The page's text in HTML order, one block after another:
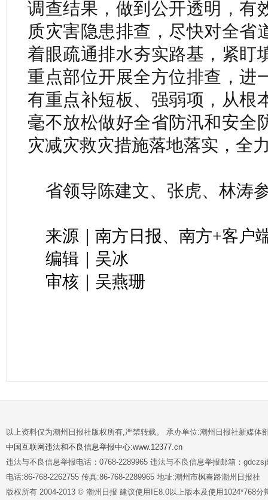
调查结果，做到公开透明，有
质灾害隐患排查，尽快对全省
着眼疏通排水夯实路基，紧盯
重点部位开展全方位排查，进
有重点补短板、强弱项，从根
毫不放松做好全省防汛和安全
灾减灾救灾措施落地落实，全
省领导陈建文、张虎、林涛
来源｜南方日报、南方+客户
编辑｜吴冰
审核｜吴燕珊
以上资料仅为潮州日报社版权所有,严禁转载。 承办单位:潮州日报社新媒体
中国互联网违法和不良信息举报中心:www.12377.cn
违法与不良信息举报电话：0768-2289965 违法与不良信息举报邮箱：
电话:86-768-2262755 传真:86-768-2289965 地址:潮州市枫春路潮州日报社
版权所有 2004-2013 © 潮州日报 建议使用IE8.0以上版本及使用1024*768分